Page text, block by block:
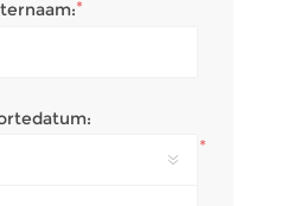
*
*